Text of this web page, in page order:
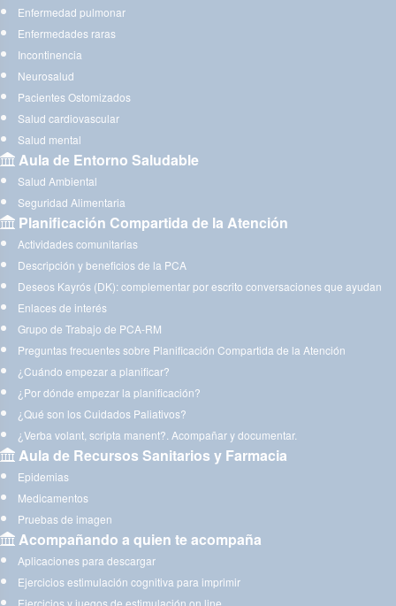
Enfermedad pulmonar
Enfermedades raras
Incontinencia
Neurosalud
Pacientes Ostomizados
Salud cardiovascular
Salud mental
Aula de Entorno Saludable
Salud Ambiental
Seguridad Alimentaria
Planificación Compartida de la Atención
Actividades comunitarias
Descripción y beneficios de la PCA
Deseos Kayrós (DK): complementar por escrito conversaciones que ayudan
Enlaces de interés
Grupo de Trabajo de PCA-RM
Preguntas frecuentes sobre Planificación Compartida de la Atención
¿Cuándo empezar a planificar?
¿Por dónde empezar la planificación?
¿Qué son los Cuidados Paliativos?
¿Verba volant, scripta manent?. Acompañar y documentar.
Aula de Recursos Sanitarios y Farmacia
Epidemias
Medicamentos
Pruebas de imagen
Acompañando a quien te acompaña
Aplicaciones para descargar
Ejercicios estimulación cognitiva para imprimir